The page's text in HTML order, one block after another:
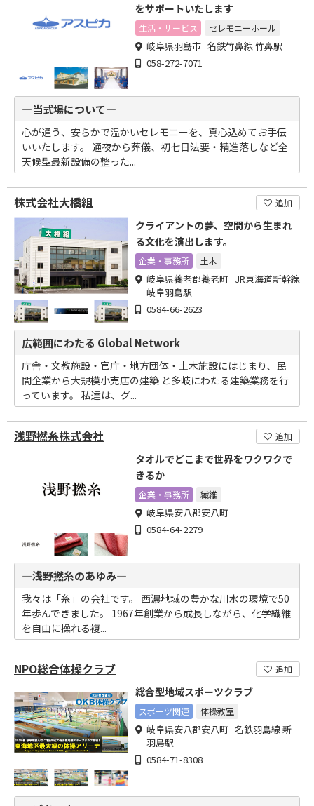
をサポートいたします
生活・サービス セレモニーホール
岐阜県羽島市 名鉄竹鼻線 竹鼻駅
058-272-7071
―当式場について―
心が通う、安らかで温かいセレモニーを、真心込めてお手伝
いいたします。 通夜から葬儀、初七日法要・精進落しなど全
天候型最新設備の整った...
株式会社大橋組 追加
クライアントの夢、空間から生まれ
る文化を演出します。
企業・事務所 土木
岐阜県養老郡養老町 JR東海道新幹線
岐阜羽島駅
0584-66-2623
広範囲にわたる Global Network
庁舎・文教施設・官庁・地方団体・土木施設にはじまり、民
間企業から大規模小売店の建築 と多岐にわたる建築業務を行
っています。 私達は、グ...
浅野撚糸株式会社 追加
タオルでどこまで世界をワクワクで
きるか
企業・事務所 繊維
岐阜県安八郡安八町
0584-64-2279
―浅野撚糸のあゆみ―
我々は「糸」の会社です。 西濃地域の豊かな川水の環境で50
年歩んできました。 1967年創業から成長しながら、化学繊維
を自由に操れる複...
NPO総合体操クラブ 追加
総合型地域スポーツクラブ
スポーツ関連 体操教室
岐阜県安八郡安八町 名鉄羽島線 新
羽島駅
0584-71-8308